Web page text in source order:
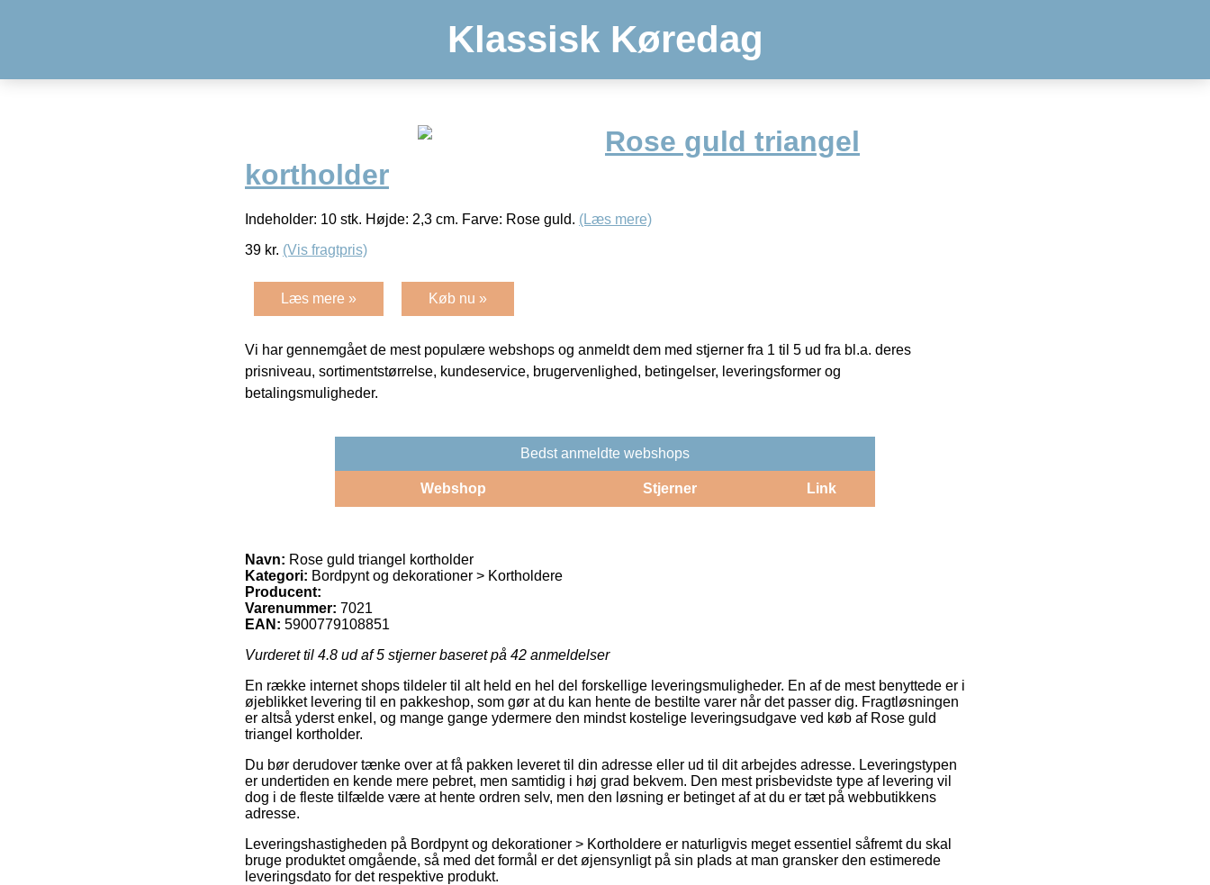
Klassisk Køredag
Rose guld triangel
kortholder
Indeholder: 10 stk. Højde: 2,3 cm. Farve: Rose guld. (Læs mere)
39 kr. (Vis fragtpris)
Læs mere » Køb nu »
Vi har gennemgået de mest populære webshops og anmeldt dem med stjerner fra 1 til 5 ud fra bl.a. deres
prisniveau, sortimentstørrelse, kundeservice, brugervenlighed, betingelser, leveringsformer og
betalingsmuligheder.
Bedst anmeldte webshops
Webshop Stjerner Link
Navn: Rose guld triangel kortholder
Kategori: Bordpynt og dekorationer > Kortholdere
Producent:
Varenummer: 7021
EAN: 5900779108851
Vurderet til 4.8 ud af 5 stjerner baseret på 42 anmeldelser
En række internet shops tildeler til alt held en hel del forskellige leveringsmuligheder. En af de mest benyttede er i
øjeblikket levering til en pakkeshop, som gør at du kan hente de bestilte varer når det passer dig. Fragtløsningen
er altså yderst enkel, og mange gange ydermere den mindst kostelige leveringsudgave ved køb af Rose guld
triangel kortholder.
Du bør derudover tænke over at få pakken leveret til din adresse eller ud til dit arbejdes adresse. Leveringstypen
er undertiden en kende mere pebret, men samtidig i høj grad bekvem. Den mest prisbevidste type af levering vil
dog i de fleste tilfælde være at hente ordren selv, men den løsning er betinget af at du er tæt på webbutikkens
adresse.
Leveringshastigheden på Bordpynt og dekorationer > Kortholdere er naturligvis meget essentiel såfremt du skal
bruge produktet omgående, så med det formål er det øjensynligt på sin plads at man gransker den estimerede
leveringsdato for det respektive produkt.